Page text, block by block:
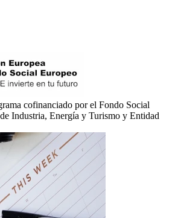
cofinanciado por el Fondo Social
Industria, Energía y Turismo y Entidad